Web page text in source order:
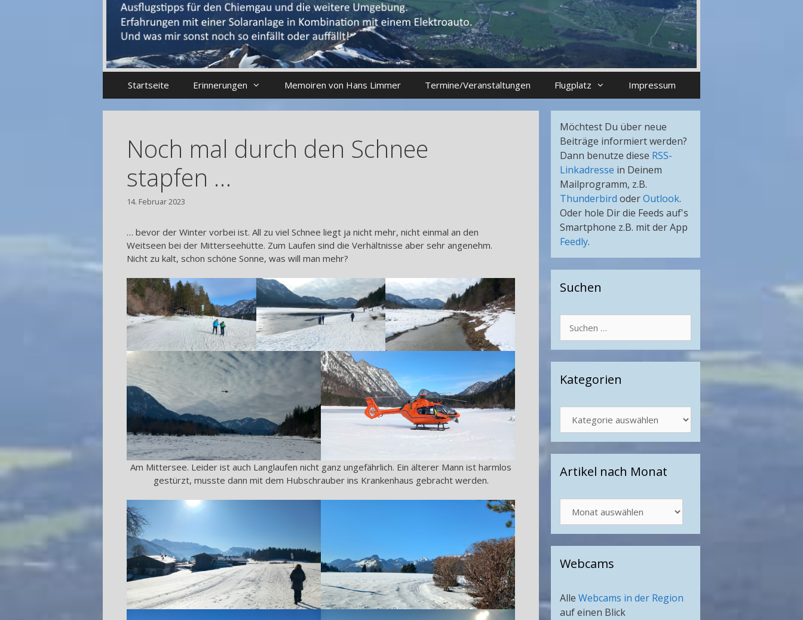
Startseite Erinnerungen Memoiren von Hans Limmer Termine/Veranstaltungen Flugplatz Impressum
Noch mal durch den Schnee
stapfen …
14. Februar 2023
… bevor der Winter vorbei ist. All zu viel Schnee liegt ja nicht mehr, nicht einmal an den
Weitseen bei der Mitterseehütte. Zum Laufen sind die Verhältnisse aber sehr angenehm.
Nicht zu kalt, schon schöne Sonne, was will man mehr?
Am Mittersee. Leider ist auch Langlaufen nicht ganz ungefährlich. Ein älterer Mann ist harmlos
gestürzt, musste dann mit dem Hubschrauber ins Krankenhaus gebracht werden.
Möchtest Du über neue
Beiträge informiert werden?
Dann benutze diese RSS-
Linkadresse in Deinem
Mailprogramm, z.B.
Thunderbird oderOutlook.
Oder hole Dir die Feeds auf's
Smartphone z.B. mit der App
Feedly.
Suchen
nach:
Kategorien
Artikel nach Monat
nach
Monat
Webcams
Alle Webcams in der Region
auf einen Blick